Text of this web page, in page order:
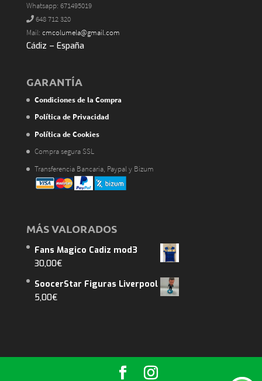
Whatsapp: 671495019
648 712 320
Mail: cmcolumela@gmail.com
Cádiz – España
GARANTÍA
Condiciones de la Compra
Política de Privacidad
Política de Cookies
Compra segura SSL
Transferencia Bancaria, Paypal y Bizum
MÁS VALORADOS
Fans Magico Cadiz mod3
30,00€
SoocerStar Figuras Liverpool
5,00€